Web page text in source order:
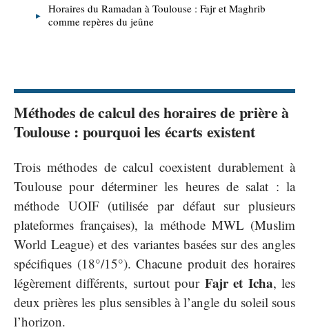
Horaires du Ramadan à Toulouse : Fajr et Maghrib
comme repères du jeûne
Méthodes de calcul des horaires de prière à
Toulouse : pourquoi les écarts existent
Trois méthodes de calcul coexistent durablement à
Toulouse pour déterminer les heures de salat : la
méthode UOIF (utilisée par défaut sur plusieurs
plateformes françaises), la méthode MWL (Muslim
World League) et des variantes basées sur des angles
spécifiques (18°/15°). Chacune produit des horaires
légèrement différents, surtout pour Fajr et Icha, les
deux prières les plus sensibles à l’angle du soleil sous
l’horizon.